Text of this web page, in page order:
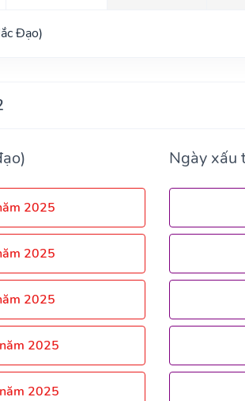
Đạo)
2025
2025
2025
2025
2025
Ngày xấu